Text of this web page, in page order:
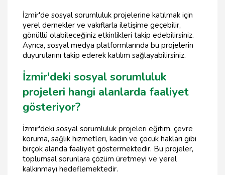
İzmir'de sosyal sorumluluk projelerine katılmak için
yerel dernekler ve vakıflarla iletişime geçebilir,
gönüllü olabileceğiniz etkinlikleri takip edebilirsiniz.
Ayrıca, sosyal medya platformlarında bu projelerin
duyurularını takip ederek katılım sağlayabilirsiniz.
İzmir'deki sosyal sorumluluk
projeleri hangi alanlarda faaliyet
gösteriyor?
İzmir'deki sosyal sorumluluk projeleri eğitim, çevre
koruma, sağlık hizmetleri, kadın ve çocuk hakları gibi
birçok alanda faaliyet göstermektedir. Bu projeler,
toplumsal sorunlara çözüm üretmeyi ve yerel
kalkınmayı hedeflemektedir.